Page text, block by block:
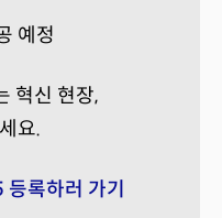
예정
혁신 현장,
요.
록하러 가기